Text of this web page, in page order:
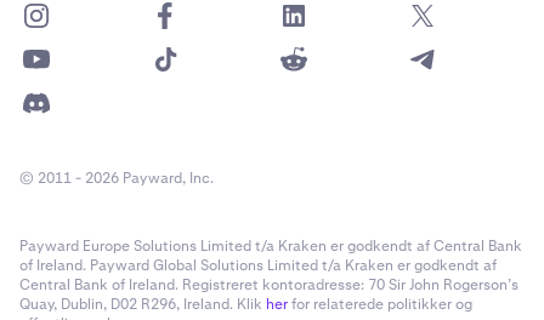
© 2011 - 2026 Payward, Inc.
Payward Europe Solutions Limited t/a Kraken er godkendt af Central Bank
of Ireland. Payward Global Solutions Limited t/a Kraken er godkendt af
Central Bank of Ireland. Registreret kontoradresse: 70 Sir John Rogerson’s
Quay, Dublin, D02 R296, Ireland. Klik herfor relaterede politikker og